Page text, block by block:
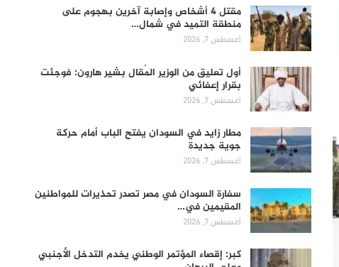
مقتل 4 أشخاص وإصابة آخرين بهجوم على
منطقة التميد في شمال…
أغسطس 7, 2026
أول تعليق من الوزير المُقال بشير هارون: فوجئت
بقرار إعفائي
أغسطس 7, 2026
مطار زايد في السودان يفتح الباب أمام حركة
جوية جديدة
أغسطس 7, 2026
سفارة السودان في مصر تصدر تحذيرات للمواطنين
المقيمين في…
أغسطس 7, 2026
كبر: إقصاء المؤتمر الوطني يخدم التدخل الأجنبي